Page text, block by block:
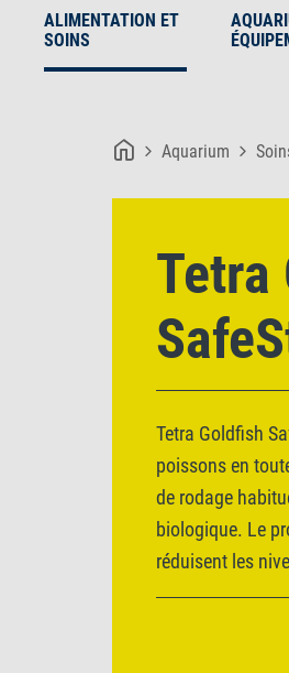
ALIMENTATION ET
SOINS
Aquarium
Tetra
Tetra Goldfish
poissons en
de rodage
biologique. Le
réduisent les